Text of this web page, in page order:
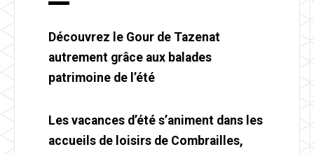
Découvrez le Gour de Tazenat
autrement grâce aux balades
patrimoine de l’été
Les vacances d’été s’animent dans les
accueils de loisirs de Combrailles,